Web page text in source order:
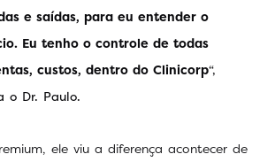
e saídas, para eu entender o
Eu tenho o controle de todas
custos, dentro do Clinicorp“,
o Dr. Paulo.
ele viu a diferença acontecer de